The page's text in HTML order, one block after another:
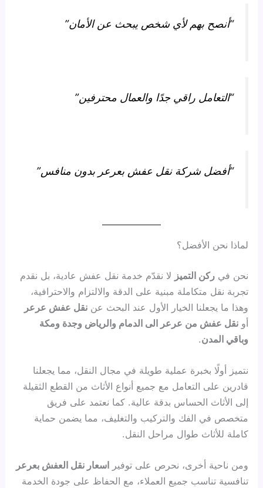
“أنصح بهم لأي شخص يبحث عن الأمان”
“التعامل راقي جدًا والعمال محترفين”
“أفضل شركة نقل عفش بعرعر بدون منافس”
لماذا نحن الأفضل؟
نحن فيركن التميز لا نقدّم خدمة نقل عفش عادية، بل نقدم
تجربة نقل متكاملة مبنية على الدقة والالتزام والاحترافية،
وهذا ما يجعلنا الخيار الأول عند البحث عننقل عفش عرعر
أونقل عفش من عرعر الى الدمام والرياض وجدة ومكة
وباقي المدن.
نتميز أولًا بخبرة عملية طويلة في مجال النقل، مما يجعلنا
قادرين على التعامل مع جميع أنواع الأثاث من القطع الثقيلة
إلى الأثاث الحساس بدقة عالية. كما نعتمد على فريق
متخصص في الفك والتركيب والتغليف، مما يضمن حماية
كاملة للأثاث طوال مراحل النقل.
ومن ناحية أخرى، نحرص على توفير
اسعار نقل العفش بعرعر
تنافسية تناسب جميع العملاء، مع الحفاظ على جودة الخدمة